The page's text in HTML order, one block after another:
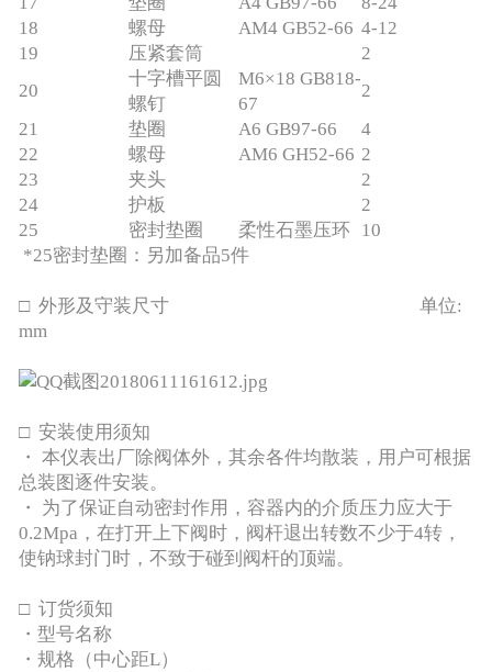
18
螺母 AM4 GB52-66 4-12
19
压紧套筒
2
20
十字槽平圆
螺钉
M6×18 GB818-
67
2
21
垫圈 A6 GB97-66
4
22
螺母 AM6 GH52-66 2
23
夹头
2
24
护板
2
25
密封垫圈 柔性石墨压环 10
*25密封垫圈：另加备品5件
□ 外形及守装尺寸 单位:
mm
□ 安装使用须知
・ 本仪表出厂除阀体外，其余各件均散装，用户可根据
总装图逐件安装。
・ 为了保证自动密封作用，容器内的介质压力应大于
0.2Mpa，在打开上下阀时，阀杆退出转数不少于4转，
使钠球封门时，不致于碰到阀杆的顶端。
□ 订货须知
・型号名称
・规格（中心距L）